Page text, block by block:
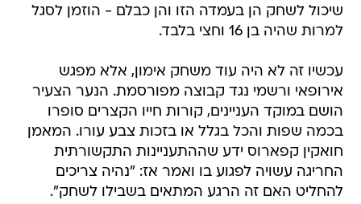
שיכול לשחק הן בעמדה הזו והן כבלם - הוזמן לסגל
למרות שהיה בן 16 וחצי בלבד.
עכשיו זה לא היה עוד משחק אימון, אלא מפגש
אירופאי ורשמי נגד קבוצה מפורסמת. הנער הצעיר
הושם במוקד העניינים, קורות חייו הקצרים סופרו
בכמה שפות והכל בגלל או בזכות צבע עורו. המאמן
חואקין קפארוס ידע שההתעניינות התקשורתית
החריגה עשויה לפגוע בו ואמר אז: "נהיה צריכים
להחליט האם זה הרגע המתאים בשבילו לשחק".